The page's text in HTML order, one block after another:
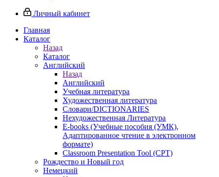
Личный кабинет
Главная
Каталог
Назад
Каталог
Английский
Назад
Английский
Учебная литература
Художественная литература
Словари/DICTIONARIES
Нехудожественная Литература
E-books (Учебные пособия (УМК),
Адаптированное чтение в электронном
формате)
Classroom Presentation Tool (CPT)
Рождество и Новый год
Немецкий